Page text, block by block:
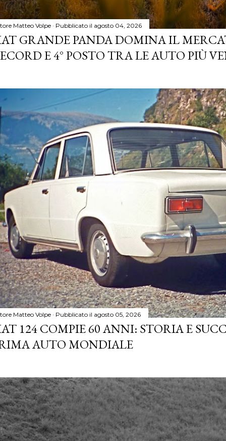
Matteo Volpe Pubblicato il agosto 04, 2026
GRANDE PANDA DOMINA IL
E 4° POSTO TRA LE AUTO PIÙ
Matteo Volpe Pubblicato il agosto 05, 2026
124 COMPIE 60 ANNI: STORIA E
AUTO MONDIALE